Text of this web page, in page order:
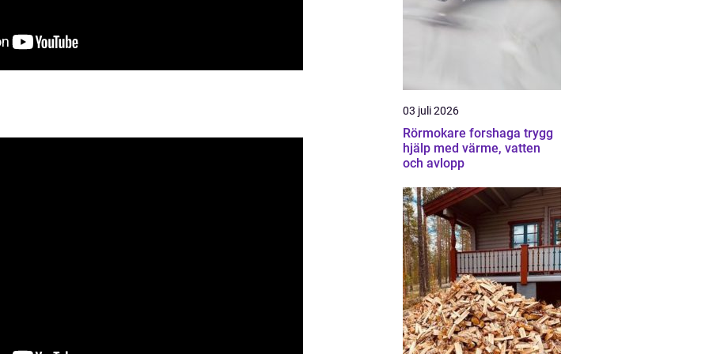
03 juli 2026
Rörmokare forshaga trygg
hjälp med värme, vatten
och avlopp